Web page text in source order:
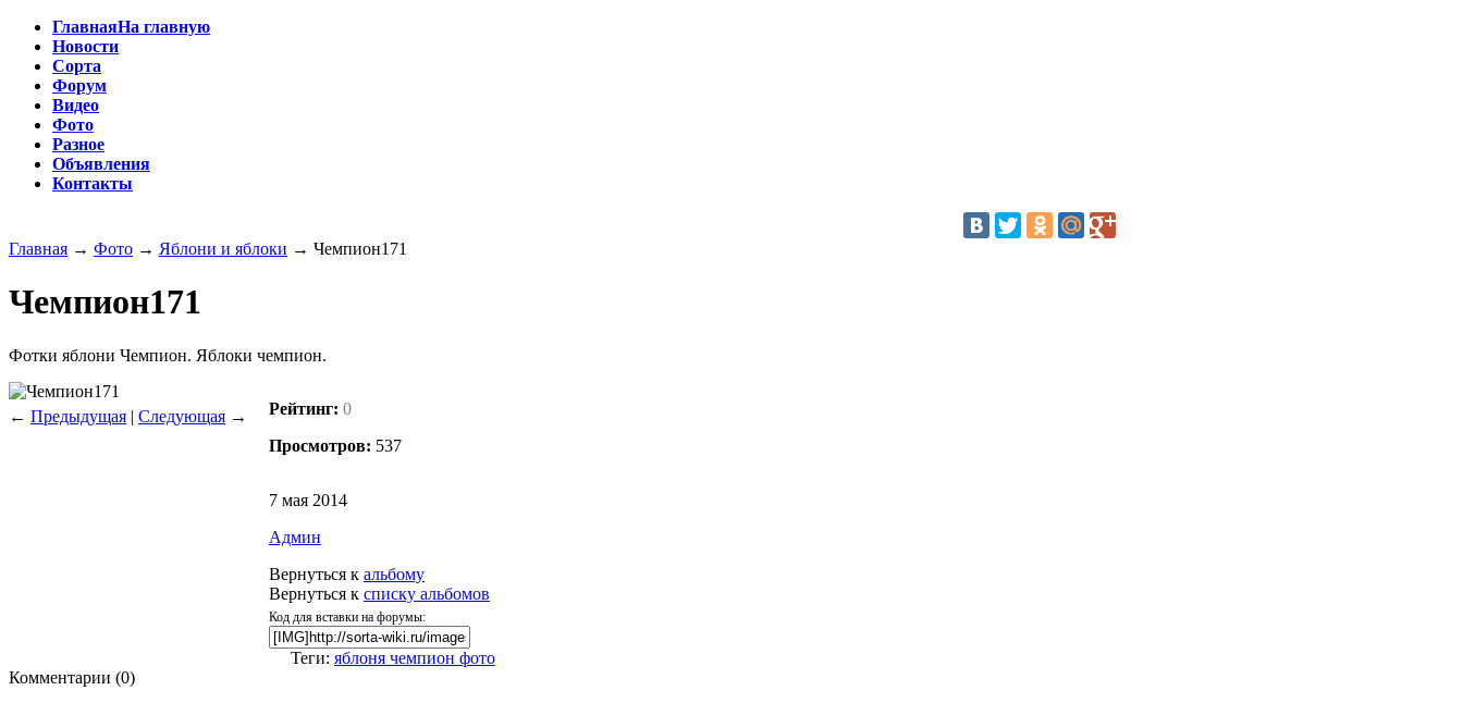
ГлавнаяНа главную
Новости
Сорта
Форум
Видео
Фото
Разное
Объявления
Контакты
Главная → Фото → Яблони и яблоки → Чемпион171
Чемпион171
Фотки яблони Чемпион. Яблоки чемпион.
← Предыдущая | Следующая → Рейтинг: 0
Просмотров: 537
7 мая 2014
Админ
Вернуться к альбому
Вернуться к списку альбомов
Код для вставки на форумы:
Теги: яблоня чемпион фото
Комментарии (0)